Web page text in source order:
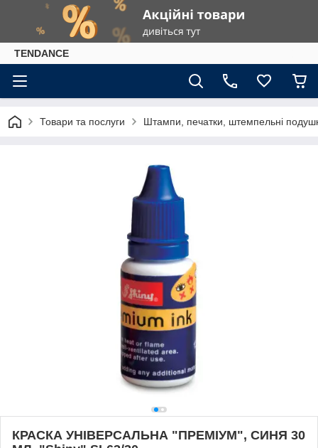
TENDANCE
Товари та послуги Штампи, печатки, штемпельні
КРАСКА УНІВЕРСАЛЬНА "ПРЕМІУМ", СИНЯ 30